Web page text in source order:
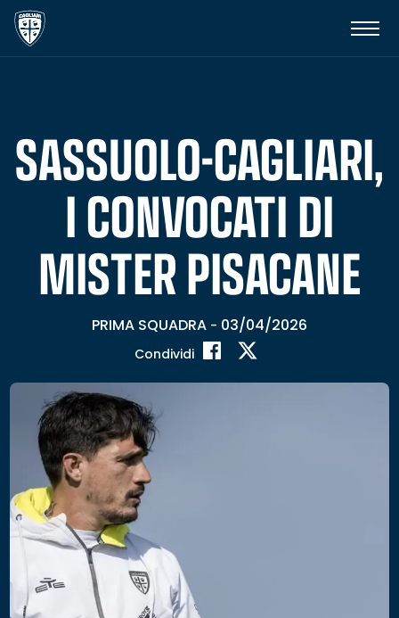
SASSUOLO-CAGLIARI,
I CONVOCATI DI
MISTER PISACANE
PRIMA SQUADRA - 03/04/2026
Condividi